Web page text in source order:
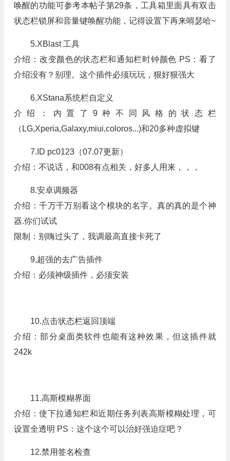
唤醒的功能可参考本帖子第29条，工具箱里面具有双击
状态栏锁屏和音量键唤醒功能，记得设置下再来嘚瑟哈~
5.XBlast 工具
介绍：改变颜色的状态栏和通知栏时钟颜色 PS：看了
介绍没有？别理。这个插件必须玩玩，狠好狠强大
6.XStana系统栏自定义
介绍：内置了9种不同风格的状态栏
（LG,Xperia,Galaxy,miui,coloros...)和20多种虚拟键
7.ID pc0123（07.07更新）
介绍：不说话，和008有点相关，好多人用来，，，
8.安卓调频器
介绍：千万千万别看这个模块的名字。真的真的是个神
器.你们试试
限制：别嗨过头了，我调最高直接卡死了
9,超强的去广告插件
介绍：必须神级插件，必须安装
10.点击状态栏返回顶端
介绍：部分桌面类软件也能有这种效果，但这插件就
242k
11.高斯模糊界面
介绍：使下拉通知栏和近期任务列表高斯模糊处理，可
设置全透明 PS：这个这个可以治好强迫症吧？
12.禁用签名检查